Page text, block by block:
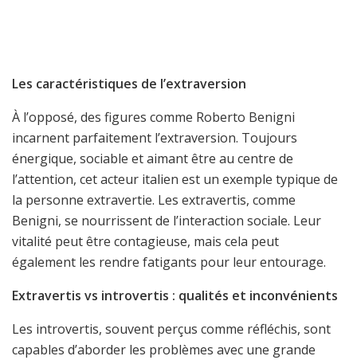
Les caractéristiques de l’extraversion
À l’opposé, des figures comme Roberto Benigni
incarnent parfaitement l’extraversion. Toujours
énergique, sociable et aimant être au centre de
l’attention, cet acteur italien est un exemple typique de
la personne extravertie. Les extravertis, comme
Benigni, se nourrissent de l’interaction sociale. Leur
vitalité peut être contagieuse, mais cela peut
également les rendre fatigants pour leur entourage.
Extravertis vs introvertis : qualités et inconvénients
Les introvertis, souvent perçus comme réfléchis, sont
capables d’aborder les problèmes avec une grande